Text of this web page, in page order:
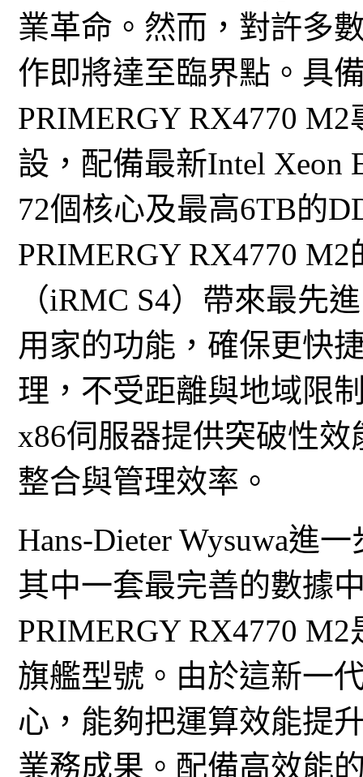
業革命。然而，對許多
作即將達至臨界點。具
PRIMERGY RX4770
設，配備最新Intel Xeon
72個核心及最高6TB的
PRIMERGY RX4770
（iRMC S4）帶來最先
用家的功能，確保更快
理，不受距離與地域限
x86伺服器提供突破性
整合與管理效率。
Hans-Dieter Wysuwa進
其中一套最完善的數據
PRIMERGY RX4770
旗艦型號。由於這新一
心，能夠把運算效能提
業務成果。配備高效能